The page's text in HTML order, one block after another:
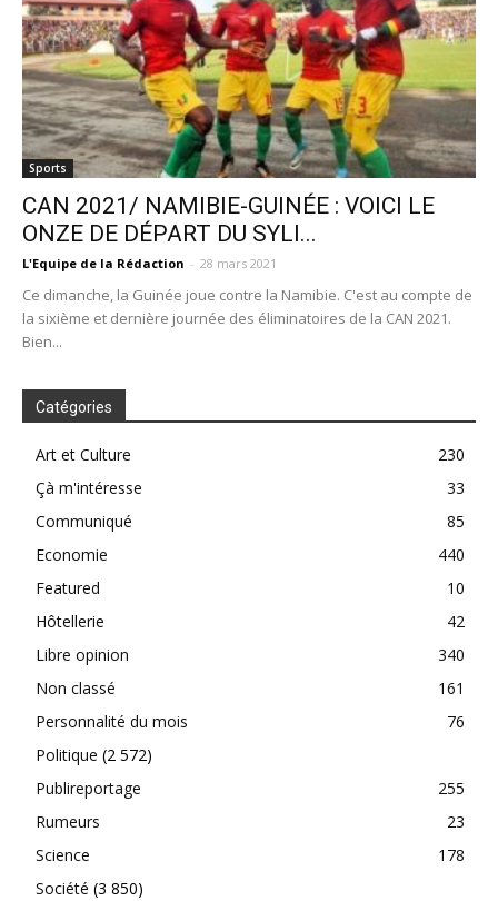
Sports
CAN 2021/ NAMIBIE-GUINÉE : VOICI LE
ONZE DE DÉPART DU SYLI...
L'Equipe de la Rédaction - 28 mars 2021
Ce dimanche, la Guinée joue contre la Namibie. C'est au compte de
la sixième et dernière journée des éliminatoires de la CAN 2021.
Bien...
Catégories
Art et Culture
230
Çà m'intéresse
33
Communiqué
85
Economie
440
Featured
10
Hôtellerie
42
Libre opinion
340
Non classé
161
Personnalité du mois
76
Politique (2 572)
Publireportage
255
Rumeurs
23
Science
178
Société (3 850)